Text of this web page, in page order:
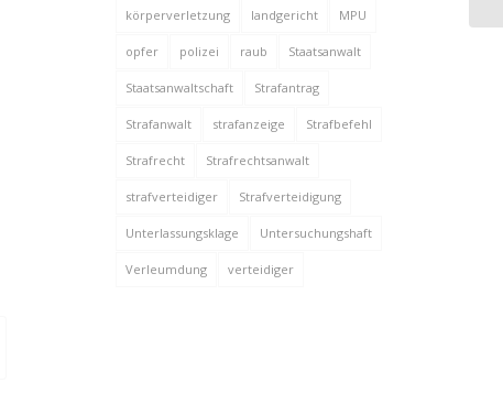
körperverletzung landgericht MPU
opfer polizei raub Staatsanwalt
Staatsanwaltschaft Strafantrag
Strafanwalt strafanzeige Strafbefehl
Strafrecht Strafrechtsanwalt
strafverteidiger Strafverteidigung
Unterlassungsklage Untersuchungshaft
Verleumdung verteidiger